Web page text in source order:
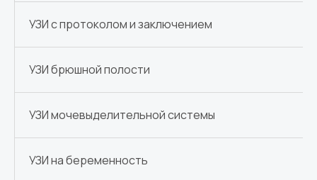
УЗИ с протоколом и заключением
УЗИ брюшной полости
УЗИ мочевыделительной системы
УЗИ на беременность